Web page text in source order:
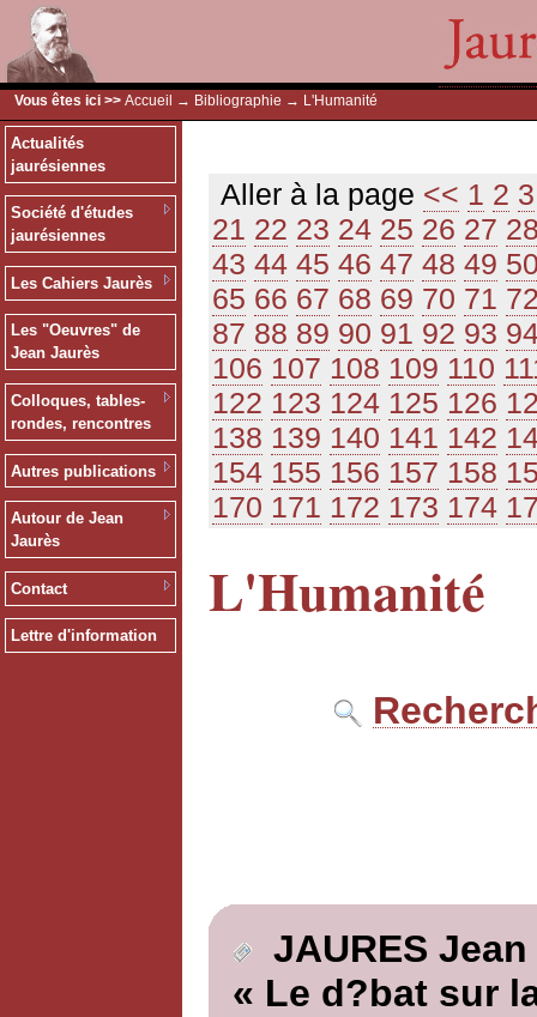
Vous êtes ici >> Accueil → Bibliographie → L'Humanité
Actualités
jaurésiennes
Société d'études
jaurésiennes
Les Cahiers Jaurès
Les "Oeuvres" de
Jean Jaurès
Colloques, tables-
rondes, rencontres
Autres publications
Autour de Jean
Jaurès
Contact
Lettre d'information
Aller à la page << 1 2 3
21 22 23 24 25 26 27
43 44 45 46 47 48 49
65 66 67 68 69 70 71
87 88 89 90 91 92 93
106 107 108 109 110
122 123 124 125 126
138 139 140 141 142
154 155 156 157 158
170 171 172 173 174
L'Humanité
JAURES Jean
« Le d?bat sur